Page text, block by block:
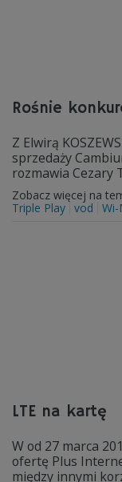
Rośnie
Z Elwirą
sprzedaży
rozmawia Cezary
Zobacz więcej na
Triple Play vod
LTE na kartę
W od 27 marca
ofertę Plus
między innymi